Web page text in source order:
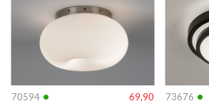
70594 • 69,90 73676 •